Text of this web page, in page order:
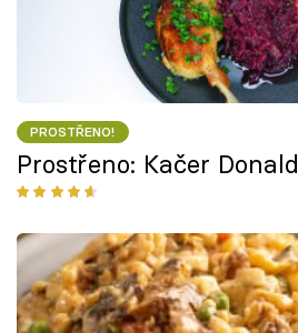
PROSTŘENO!
Prostřeno: Kačer Donald